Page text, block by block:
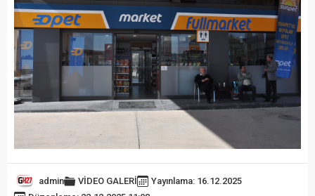
admin VİDEO GALERİ
Yayınlama: 16.12.2025